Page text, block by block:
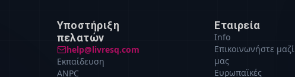
Υποστήριξη
πελατών
help@livresq.com
Εκπαίδευση
ANPC
Εταιρεία
Info
Επικοινωνήστε μαζί
μας
Ευρωπαϊκές